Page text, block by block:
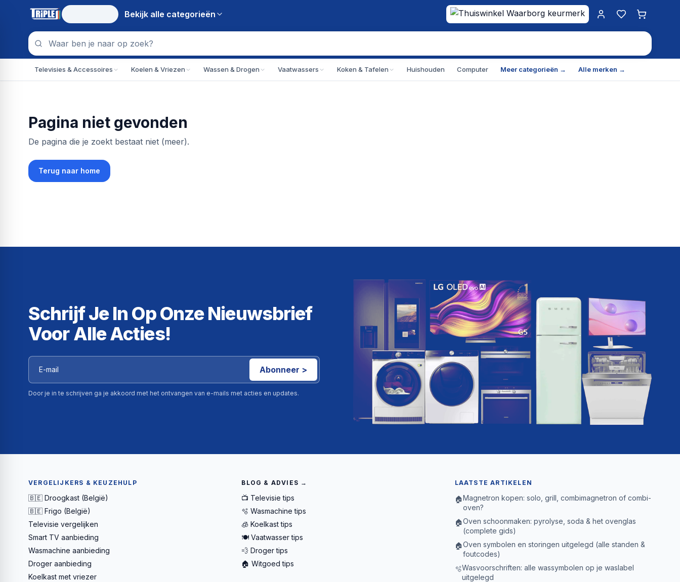
Bekijk alle categorieën
Mijn account
Favorieten
Televisies & Accessoires Koelen & Vriezen Wassen & Drogen Vaatwassers Koken & Tafelen Huishouden Computer Meer categorieën → Alle merken →
Pagina niet gevonden
De pagina die je zoekt bestaat niet (meer).
Terug naar home
Schrijf Je In Op Onze Nieuwsbrief
Voor Alle Acties!
Abonneer >
Door je in te schrijven ga je akkoord met het ontvangen van e-mails met acties en updates.
VERGELIJKERS & KEUZEHULP
🇧🇪 Droogkast (België)
🇧🇪 Frigo (België)
Televisie vergelijken
Smart TV aanbieding
Wasmachine aanbieding
Droger aanbieding
Koelkast met vriezer
BLOG & ADVIES →
📺 Televisie tips
🫧 Wasmachine tips
🧊 Koelkast tips
🍽️ Vaatwasser tips
💨 Droger tips
🏠 Witgoed tips
LAATSTE ARTIKELEN
🏠Magnetron kopen: solo, grill, combimagnetron of combi-
oven?
🏠Oven schoonmaken: pyrolyse, soda & het ovenglas
(complete gids)
🏠Oven symbolen en storingen uitgelegd (alle standen &
foutcodes)
🫧Wasvoorschriften: alle wassymbolen op je waslabel
uitgelegd